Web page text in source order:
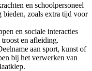
en schoolpersoneel
bieden, zoals extra tijd voor
en sociale interacties
en afleiding.
aan sport, kunst of
bij het verwerken van